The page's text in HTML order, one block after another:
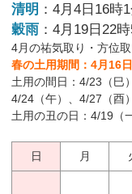
清明 ：4月4日16時
穀雨 ：4月19日22
4月の祐気取り・方位
春の土用期間：4月16
土用の間日：4/23（巳
4/24（午）、4/27（酉）
土用の丑の日：4/19（
日 月